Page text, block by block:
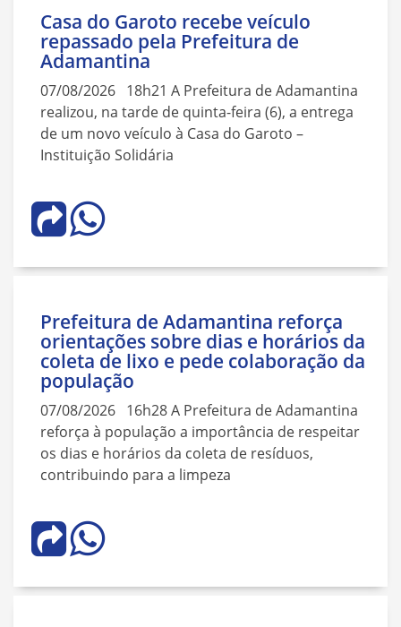
Casa do Garoto recebe veículo
repassado pela Prefeitura de
Adamantina
07/08/2026 18h21 A Prefeitura de Adamantina
realizou, na tarde de quinta-feira (6), a entrega
de um novo veículo à Casa do Garoto –
Instituição Solidária
Prefeitura de Adamantina reforça
orientações sobre dias e horários da
coleta de lixo e pede colaboração da
população
07/08/2026 16h28 A Prefeitura de Adamantina
reforça à população a importância de respeitar
os dias e horários da coleta de resíduos,
contribuindo para a limpeza